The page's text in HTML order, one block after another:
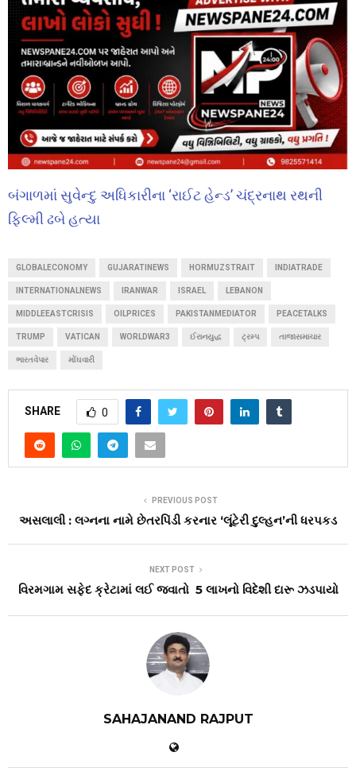
બંગાળમાં સુવેન્દુ અધિકારીના ‘રાઈટ હેન્ડ’ ચંદ્રનાથ રથની
ફિલ્મી ઢબે હત્યા
GLOBALECONOMY GUJARATINEWS HORMUZSTRAIT INDIATRADE
INTERNATIONALNEWS IRANWAR ISRAEL LEBANON
MIDDLEEASTCRISIS OILPRICES PAKISTANMEDIATOR PEACETALKS
TRUMP VATICAN WORLDWAR3 ઈરાનયુદ્ધ ટ્રમ્પ તાજાસમાચાર
ભારતવેપાર મોંઘવારી
SHARE 0
PREVIOUS POST
અસલાલી : લગ્નના નામે છેતરપિંડી કરનાર ‘લૂંટેરી દુલ્હન’ની ધરપકડ
NEXT POST
વિરમગામ સફેદ ક્રેટામાં લઈ જવાતો ₹ 5 લાખનો વિદેશી દારૂ ઝડપાયો
SAHAJANAND RAJPUT